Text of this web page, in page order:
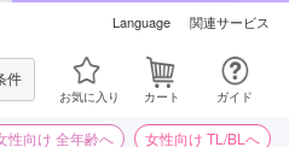
Language 関連サービス
件
お気に入り カート ガイド
性向け 全年齢へ 女性向け TL/BLへ